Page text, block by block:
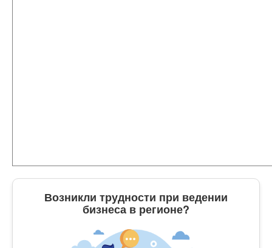
Возникли трудности при ведении
бизнеса в регионе?